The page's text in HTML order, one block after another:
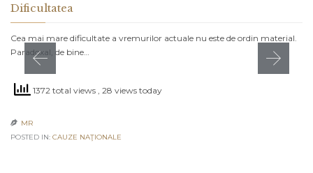
Dificultatea
Cea mai mare dificultate a vremurilor actuale nu este de ordin material.
Paradoxal, de bine…
1372 total views , 28 views today
 MR
POSTED IN: CAUZE NAŢIONALE